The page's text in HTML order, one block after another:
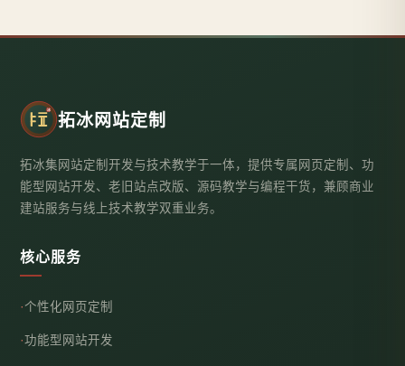
拓冰网站定制
拓冰集网站定制开发与技术教学于一体，提供专属网页定制、功
能型网站开发、老旧站点改版、源码教学与编程干货，兼顾商业
建站服务与线上技术教学双重业务。
核心服务
个性化网页定制
功能型网站开发